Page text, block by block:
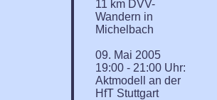
11 km DVV-
Wandern in
Michelbach
09. Mai 2005
19:00 - 21:00 Uhr:
Aktmodell an der
HfT Stuttgart